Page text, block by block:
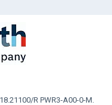
R PWR3-A00-0-M.